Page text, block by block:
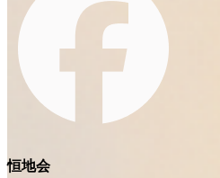
恒地会